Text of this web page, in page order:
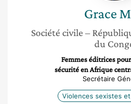
Grace
Société civile –
du
Femmes éditrices
sécurité en Afrique
Secrétaire
Violences sexistes